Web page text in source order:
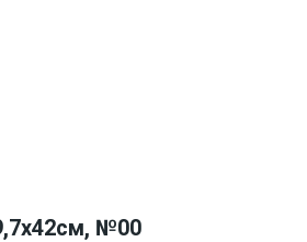
№00